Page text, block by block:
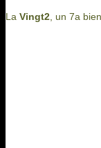
La Vingt2, un 7a